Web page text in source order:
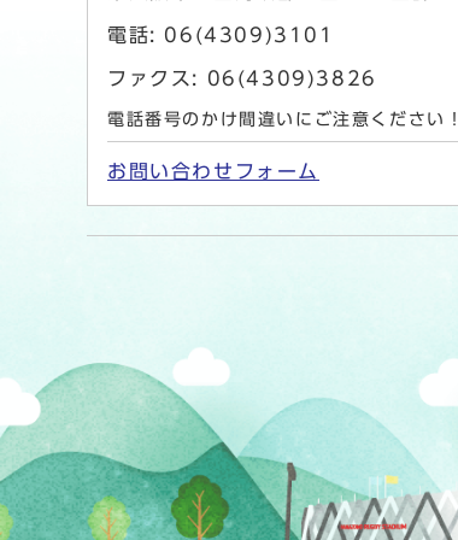
電話: 06(4309)3101
ファクス: 06(4309)3826
電話番号のかけ間違いにご注意ください！
お問い合わせフォーム